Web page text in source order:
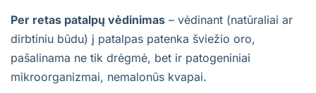
Per retas patalpų vėdinimas – vėdinant (natūraliai ar
dirbtiniu būdu) į patalpas patenka šviežio oro,
pašalinama ne tik drėgmė, bet ir patogeniniai
mikroorganizmai, nemalonūs kvapai.